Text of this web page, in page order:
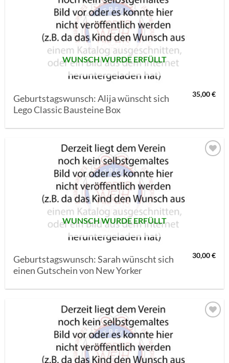
WUNSCH WURDE ERFÜLLT
Geburtstagswunsch: Alija wünscht sich
Lego Classic Bausteine Box
35,00€
WUNSCH WURDE ERFÜLLT
Geburtstagswunsch: Sarah wünscht sich
einen Gutschein von New Yorker
30,00€